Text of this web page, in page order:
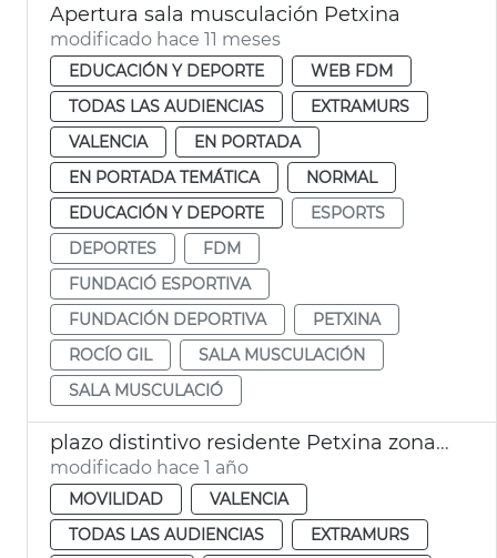
Apertura sala musculación Petxina
modificado hace 11 meses
EDUCACIÓN Y DEPORTE
WEB FDM
TODAS LAS AUDIENCIAS
EXTRAMURS
VALENCIA
EN PORTADA
EN PORTADA TEMÁTICA
NORMAL
EDUCACIÓN Y DEPORTE
ESPORTS
DEPORTES
FDM
FUNDACIÓ ESPORTIVA
FUNDACIÓN DEPORTIVA
PETXINA
ROCÍO GIL
SALA MUSCULACIÓN
SALA MUSCULACIÓ
plazo distintivo residente Petxina zona naranja
modificado hace 1 año
MOVILIDAD
VALENCIA
TODAS LAS AUDIENCIAS
EXTRAMURS